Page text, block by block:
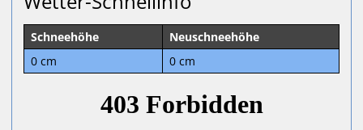
Schneehöhe
Neuschneehöhe
0 cm
0 cm